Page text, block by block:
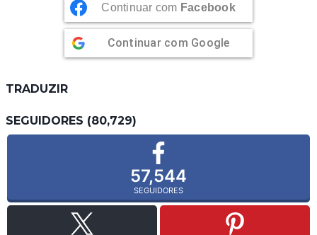
Continuar com Facebook
Continuar com Google
TRADUZIR
SEGUIDORES (80,729)
57,544
SEGUIDORES